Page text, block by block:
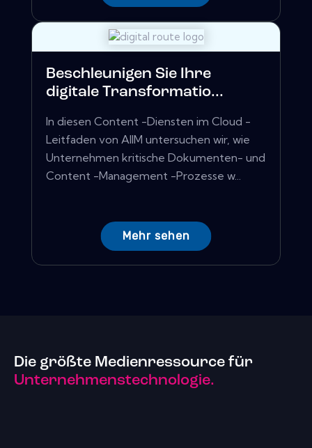
Beschleunigen Sie Ihre
digitale Transformatio...
In diesen Content -Diensten im Cloud -
Leitfaden von AIIM untersuchen wir, wie
Unternehmen kritische Dokumenten- und
Content -Management -Prozesse w...
Mehr sehen
Die größte Medienressource für
Unternehmenstechnologie.